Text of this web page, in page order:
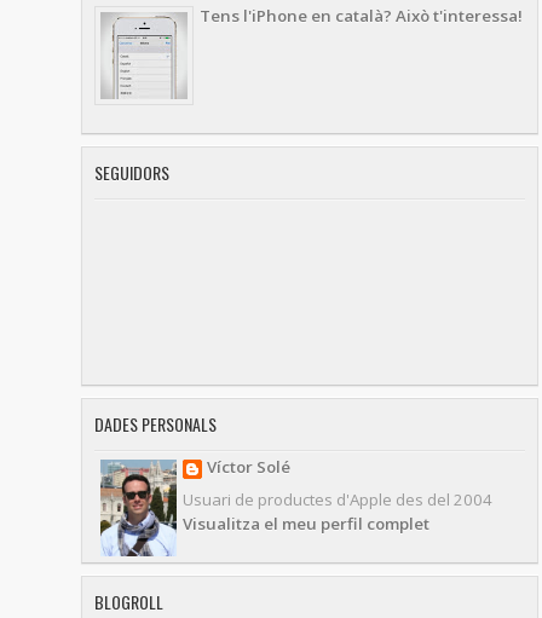
Tens l'iPhone en català? Això t'interessa!
SEGUIDORS
DADES PERSONALS
Víctor Solé
Usuari de productes d'Apple des del 2004
Visualitza el meu perfil complet
BLOGROLL